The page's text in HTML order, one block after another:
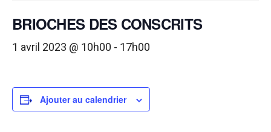
BRIOCHES DES CONSCRITS
1 avril 2023 @ 10h00 - 17h00
Ajouter au calendrier